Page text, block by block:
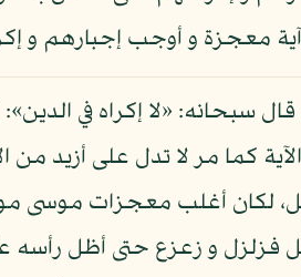
معجزة و أوجب إجبارهم و
كما مر لا تدل على أزيد من
لكان أغلب معجزات موسى
فزلزل و زعزع حتى أظل رأسه